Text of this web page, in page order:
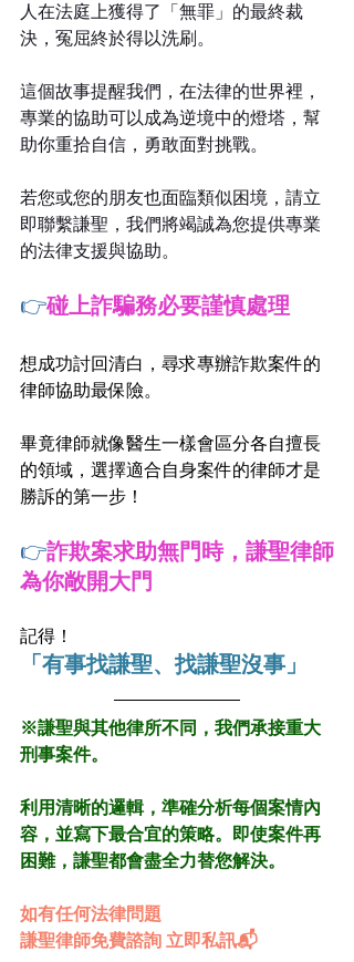
人在法庭上獲得了「無罪」的最終裁
決，冤屈終於得以洗刷。
這個故事提醒我們，在法律的世界裡，
專業的協助可以成為逆境中的燈塔，幫
助你重拾自信，勇敢面對挑戰。
若您或您的朋友也面臨類似困境，請立
即聯繫謙聖，我們將竭誠為您提供專業
的法律支援與協助。
👉碰上詐騙務必要謹慎處理
想成功討回清白，尋求專辦詐欺案件的
律師協助最保險。
畢竟律師就像醫生一樣會區分各自擅長
的領域，選擇適合自身案件的律師才是
勝訴的第一步！
👉詐欺案求助無門時，謙聖律師
為你敞開大門
記得！
「有事找謙聖、找謙聖沒事」
※謙聖與其他律所不同，我們承接重大
刑事案件。
利用清晰的邏輯，準確分析每個案情內
容，並寫下最合宜的策略。即使案件再
困難，謙聖都會盡全力替您解決。
如有任何法律問題
謙聖律師免費諮詢 立即私訊📬